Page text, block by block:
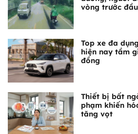
vòng trước
Top xe đa
hiện nay tầm
đồng
Thiết bị bất
phạm khiến
tăng vọt